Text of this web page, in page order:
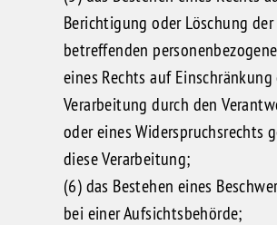
Berichtigung oder Löschung der
betreffenden
eines Rechts auf Einschränkung
Verarbeitung durch den
oder eines Widerspruchsrechts
diese Verarbeitung;
(6) das Bestehen eines
bei einer Aufsichtsbehörde;